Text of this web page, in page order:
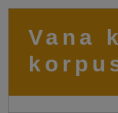
Vana